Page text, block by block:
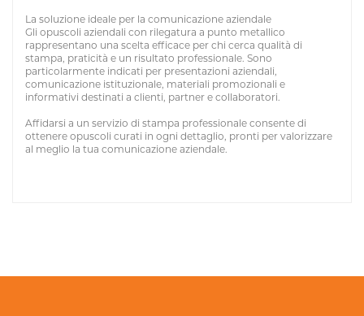
La soluzione ideale per la comunicazione aziendale
Gli opuscoli aziendali con rilegatura a punto metallico
rappresentano una scelta efficace per chi cerca qualità di
stampa, praticità e un risultato professionale. Sono
particolarmente indicati per presentazioni aziendali,
comunicazione istituzionale, materiali promozionali e
informativi destinati a clienti, partner e collaboratori.
Affidarsi a un servizio di stampa professionale consente di
ottenere opuscoli curati in ogni dettaglio, pronti per valorizzare
al meglio la tua comunicazione aziendale.